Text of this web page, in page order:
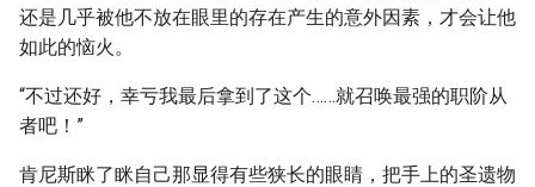
还是几乎被他不放在眼里的存在产生的意外因素，才会让他
如此的恼火。
“不过还好，幸亏我最后拿到了这个……就召唤最强的职阶从
者吧！”
肯尼斯眯了眯自己那显得有些狭长的眼睛，把手上的圣遗物